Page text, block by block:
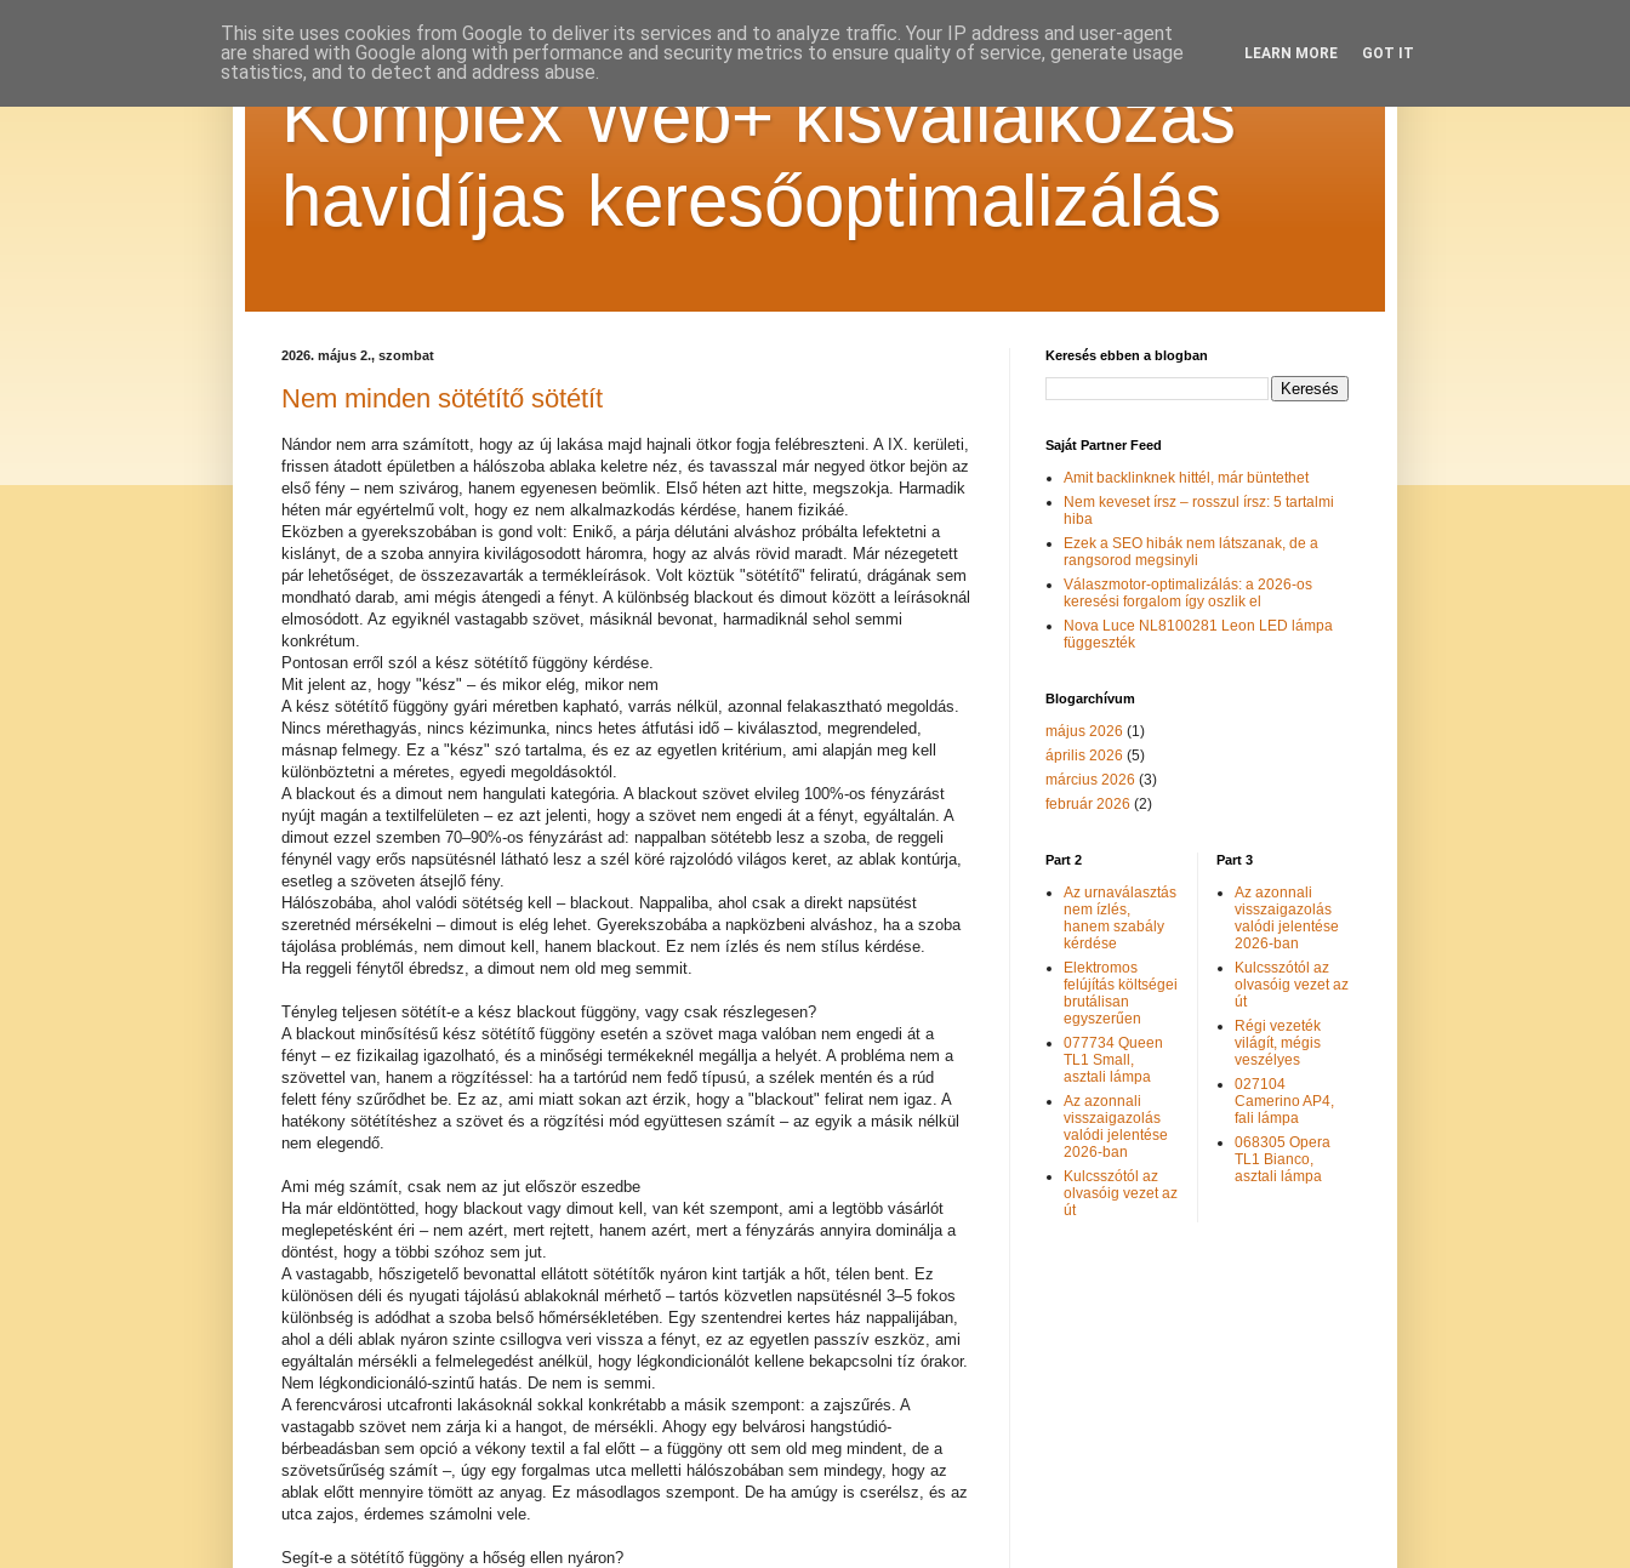
Komplex Web+ kisvállalkozás
havidíjas keresőoptimalizálás
2026. május 2., szombat
Nem minden sötétítő sötétít
Nándor nem arra számított, hogy az új lakása majd hajnali ötkor fogja felébreszteni. A IX. kerületi,
frissen átadott épületben a hálószoba ablaka keletre néz, és tavasszal már negyed ötkor bejön az
első fény – nem szivárog, hanem egyenesen beömlik. Első héten azt hitte, megszokja. Harmadik
héten már egyértelmű volt, hogy ez nem alkalmazkodás kérdése, hanem fizikáé.
Eközben a gyerekszobában is gond volt: Enikő, a párja délutáni alváshoz próbálta lefektetni a
kislányt, de a szoba annyira kivilágosodott háromra, hogy az alvás rövid maradt. Már nézegetett
pár lehetőséget, de összezavarták a termékleírások. Volt köztük "sötétítő" feliratú, drágának sem
mondható darab, ami mégis átengedi a fényt. A különbség blackout és dimout között a leírásoknál
elmosódott. Az egyiknél vastagabb szövet, másiknál bevonat, harmadiknál sehol semmi
konkrétum.
Pontosan erről szól a kész sötétítő függöny kérdése.
Mit jelent az, hogy "kész" – és mikor elég, mikor nem
A kész sötétítő függöny gyári méretben kapható, varrás nélkül, azonnal felakasztható megoldás.
Nincs mérethagyás, nincs kézimunka, nincs hetes átfutási idő – kiválasztod, megrendeled,
másnap felmegy. Ez a "kész" szó tartalma, és ez az egyetlen kritérium, ami alapján meg kell
különböztetni a méretes, egyedi megoldásoktól.
A blackout és a dimout nem hangulati kategória. A blackout szövet elvileg 100%-os fényzárást
nyújt magán a textilfelületen – ez azt jelenti, hogy a szövet nem engedi át a fényt, egyáltalán. A
dimout ezzel szemben 70–90%-os fényzárást ad: nappalban sötétebb lesz a szoba, de reggeli
fénynél vagy erős napsütésnél látható lesz a szél köré rajzolódó világos keret, az ablak kontúrja,
esetleg a szöveten átsejlő fény.
Hálószobába, ahol valódi sötétség kell – blackout. Nappaliba, ahol csak a direkt napsütést
szeretnéd mérsékelni – dimout is elég lehet. Gyerekszobába a napközbeni alváshoz, ha a szoba
tájolása problémás, nem dimout kell, hanem blackout. Ez nem ízlés és nem stílus kérdése.
Ha reggeli fénytől ébredsz, a dimout nem old meg semmit.
Tényleg teljesen sötétít-e a kész blackout függöny, vagy csak részlegesen?
A blackout minősítésű kész sötétítő függöny esetén a szövet maga valóban nem engedi át a
fényt – ez fizikailag igazolható, és a minőségi termékeknél megállja a helyét. A probléma nem a
szövettel van, hanem a rögzítéssel: ha a tartórúd nem fedő típusú, a szélek mentén és a rúd
felett fény szűrődhet be. Ez az, ami miatt sokan azt érzik, hogy a "blackout" felirat nem igaz. A
hatékony sötétítéshez a szövet és a rögzítési mód együttesen számít – az egyik a másik nélkül
nem elegendő.
Ami még számít, csak nem az jut először eszedbe
Ha már eldöntötted, hogy blackout vagy dimout kell, van két szempont, ami a legtöbb vásárlót
meglepetésként éri – nem azért, mert rejtett, hanem azért, mert a fényzárás annyira dominálja a
döntést, hogy a többi szóhoz sem jut.
A vastagabb, hőszigetelő bevonattal ellátott sötétítők nyáron kint tartják a hőt, télen bent. Ez
különösen déli és nyugati tájolású ablakoknál mérhető – tartós közvetlen napsütésnél 3–5 fokos
különbség is adódhat a szoba belső hőmérsékletében. Egy szentendrei kertes ház nappalijában,
ahol a déli ablak nyáron szinte csillogva veri vissza a fényt, ez az egyetlen passzív eszköz, ami
egyáltalán mérsékli a felmelegedést anélkül, hogy légkondicionálót kellene bekapcsolni tíz órakor.
Nem légkondicionáló-szintű hatás. De nem is semmi.
A ferencvárosi utcafronti lakásoknál sokkal konkrétabb a másik szempont: a zajszűrés. A
vastagabb szövet nem zárja ki a hangot, de mérsékli. Ahogy egy belvárosi hangstúdió-
bérbeadásban sem opció a vékony textil a fal előtt – a függöny ott sem old meg mindent, de a
szövetsűrűség számít –, úgy egy forgalmas utca melletti hálószobában sem mindegy, hogy az
ablak előtt mennyire tömött az anyag. Ez másodlagos szempont. De ha amúgy is cserélsz, és az
utca zajos, érdemes számolni vele.
Segít-e a sötétítő függöny a hőség ellen nyáron?
Keresés ebben a blogban
Saját Partner Feed
Amit backlinknek hittél, már büntethet
Nem keveset írsz – rosszul írsz: 5 tartalmi
hiba
Ezek a SEO hibák nem látszanak, de a
rangsorod megsinyli
Válaszmotor-optimalizálás: a 2026-os
keresési forgalom így oszlik el
Nova Luce NL8100281 Leon LED lámpa
függeszték
Blogarchívum
május 2026 (1)
április 2026 (5)
március 2026 (3)
február 2026 (2)
Part 2
Az urnaválasztás
nem ízlés,
hanem szabály
kérdése
Elektromos
felújítás költségei
brutálisan
egyszerűen
077734 Queen
TL1 Small,
asztali lámpa
Az azonnali
visszaigazolás
valódi jelentése
2026-ban
Kulcsszótól az
olvasóig vezet az
út
Part 3
Az azonnali
visszaigazolás
valódi jelentése
2026-ban
Kulcsszótól az
olvasóig vezet az
út
Régi vezeték
világít, mégis
veszélyes
027104
Camerino AP4,
fali lámpa
068305 Opera
TL1 Bianco,
asztali lámpa
This site uses cookies from Google to deliver its services and to analyze traffic. Your IP address and user-agent
are shared with Google along with performance and security metrics to ensure quality of service, generate usage
statistics, and to detect and address abuse.
LEARN MORE GOT IT